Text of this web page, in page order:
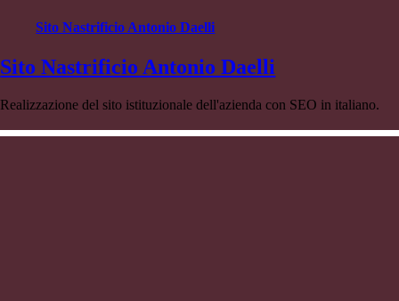
Sito Nastrificio Antonio Daelli
Sito Nastrificio Antonio Daelli
Realizzazione del sito istituzionale dell'azienda con SEO in italiano.